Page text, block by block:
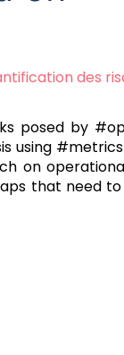
des
posed by
using
on
that need